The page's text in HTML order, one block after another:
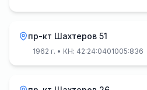
пр-кт Шахтеров 51
1962 г. • КН: 42:24:0401005:836